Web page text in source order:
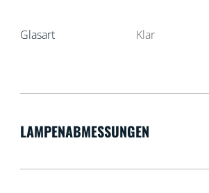
Glasart Klar
LAMPENABMESSUNGEN